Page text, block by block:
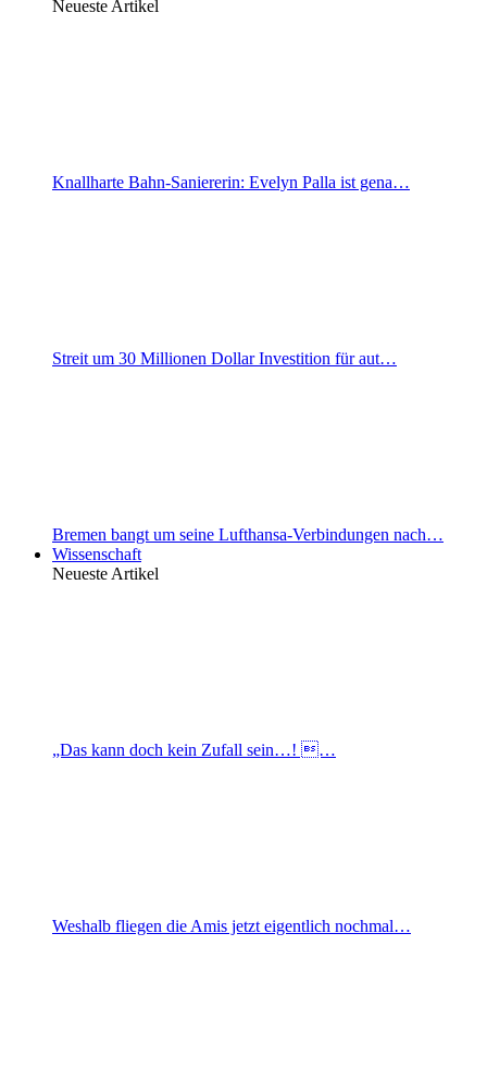
Neueste Artikel
Knallharte Bahn-Saniererin: Evelyn Palla ist gena…
Streit um 30 Millionen Dollar Investition für aut…
Bremen bangt um seine Lufthansa-Verbindungen nach…
Wissenschaft
Neueste Artikel
„Das kann doch kein Zufall sein…! …
Weshalb fliegen die Amis jetzt eigentlich nochmal…